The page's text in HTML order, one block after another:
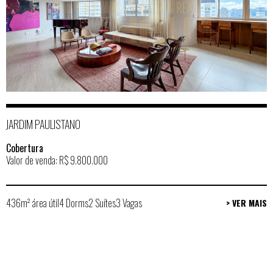
JARDIM PAULISTANO
Cobertura
Valor de venda: R$ 9.800.000
436m² área útil4 Dorms2 Suítes3 Vagas > VER MAIS